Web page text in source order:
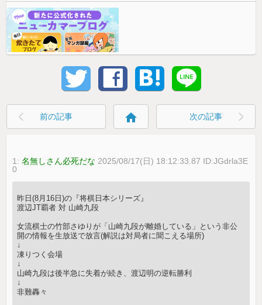
前の記事 home 次の記事
1:名無しさん必死だな 2025/08/17(日) 18:12:33.87 ID:JGdrla3E
0
昨日(8月16日)の『将棋日本シリーズ』
渡辺JT覇者 対 山崎九段
女流棋士の竹部さゆりが「山崎九段が離婚している」という非公
開の情報を生放送で放言(解説は対局者に聞こえる場所)
↓
凍りつく会場
↓
山崎九段は後半急に失着が続き、渡辺明の逆転勝利
↓
非難轟々